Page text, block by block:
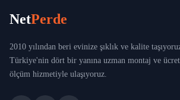
NetPerde
2010 yılından beri evinize şıklık ve kalite
Türkiye'nin dört bir yanına uzman montaj ve
ölçüm hizmetiyle ulaşıyoruz.